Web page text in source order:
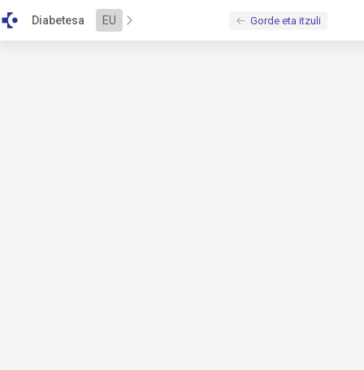
Diabetesa EU Gorde eta itzuli
\u003Cscript\u0020src\u003D\u0022\/bundles\/alejandria\/